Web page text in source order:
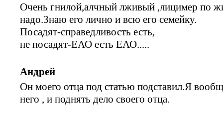
Очень гнилой,алчный лживый ,лицимер по
надо.Знаю его лично и всю его семейку.
Посадят-справедливость есть,
не посадят-ЕАО есть ЕАО.....
Андрей
Он моего отца под статью подставил.Я
него , и поднять дело своего отца.